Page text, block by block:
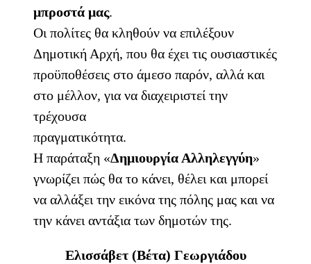
μπροστά μας.
Οι πολίτες θα κληθούν να επιλέξουν
Δημοτική Αρχή, που θα έχει τις ουσιαστικές
προϋποθέσεις στο άμεσο παρόν, αλλά και
στο μέλλον, για να διαχειριστεί την
τρέχουσα
πραγματικότητα.
Η παράταξη «Δημιουργία Αλληλεγγύη»
γνωρίζει πώς θα το κάνει, θέλει και μπορεί
να αλλάξει την εικόνα της πόλης μας και να
την κάνει αντάξια των δημοτών της.
Ελισσάβετ (Βέτα) Γεωργιάδου